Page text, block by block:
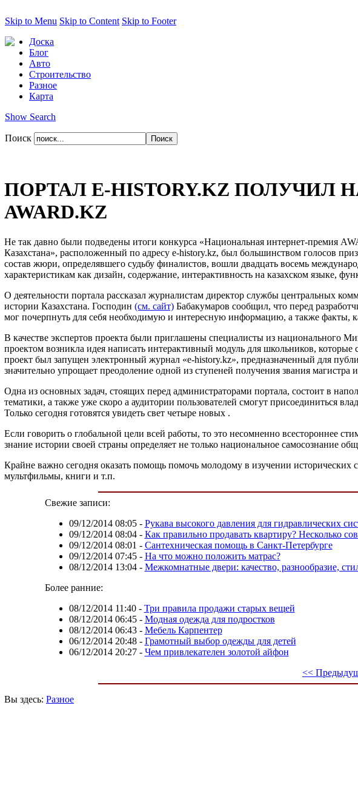
Skip to Menu Skip to Content Skip to Footer
Доска
Блог
Авто
Строительство
Разное
Карта
Show Search
Поиск
ПОРТАЛ E-HISTORY.KZ
AWARD.KZ
Не так давно были подведены итоги конкурса «Национальная интернет-премия
Казахстана», расположенный по адресу e-history.kz, был большинством голосов
состав жюри, определявшего судьбу финалистов, вошли двадцать восемь
характеристикам как дизайн, содержание, интерактивность на казахском языке,
О деятельности портала рассказал журналистам директор службы центральных
истории Казахстана. Господин (см. сайт) Бабакумаров сообщил, что перед
мог почерпнуть для себя необходимую и интересную информацию, а также факты,
В качестве экспертов проекта были приглашены специалисты из национального
проектом возникла идея написать интерактивный модуль для школьников,
проект был запущен электронный журнал «e-history.kz», предназначенный для
значительно упрощает преодоление одной из ступеней получения звания магистра
Одна из основных задач, стоящих перед администраторами портала, состоит в
тематики, а также уже скоро а аудитории пользователей смогут присоединиться
Только сегодня готовятся увидеть свет четыре новых .
Если говорить о глобальной цели всей работы, то это несомненно всестороннее
знание истории своей страны определяет не только национальное самосознание
Крайне важно сегодня оказать помощь помочь молодому в изучении
мультфильмы, книги и т.п.
Свежие записи:
09/12/2014 08:05- Рукава высокого давления для гидравлических
09/12/2014 08:04- Как правильно продавать квартиру? Несколько
09/12/2014 08:01 - Сантехническая помощь в Санкт-Петербурге
09/12/2014 07:45- На что можно положить матрас?
08/12/2014 13:04- Межкомнатные двери: качество, разнообразие,
Более ранние:
08/12/2014 11:40- Три правила продажи старых вещей
08/12/2014 06:45- Модная одежда для подростков
08/12/2014 06:43- Мебель Карпентер
06/12/2014 20:48- Грамотный выбор одежды для детей
06/12/2014 20:27- Чем привлекателен золотой айфон
<<
Вы здесь: Разное